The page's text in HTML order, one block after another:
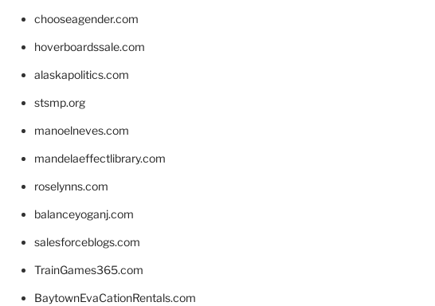
chooseagender.com
hoverboardssale.com
alaskapolitics.com
stsmp.org
manoelneves.com
mandelaeffectlibrary.com
roselynns.com
balanceyoganj.com
salesforceblogs.com
TrainGames365.com
BaytownEvaCationRentals.com